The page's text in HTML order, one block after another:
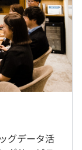
ていただいて
トの一つ。
本業務提携。
域の価値創造
ります（お客
位で計算し、
りません）
プロジェクト
グデータ活